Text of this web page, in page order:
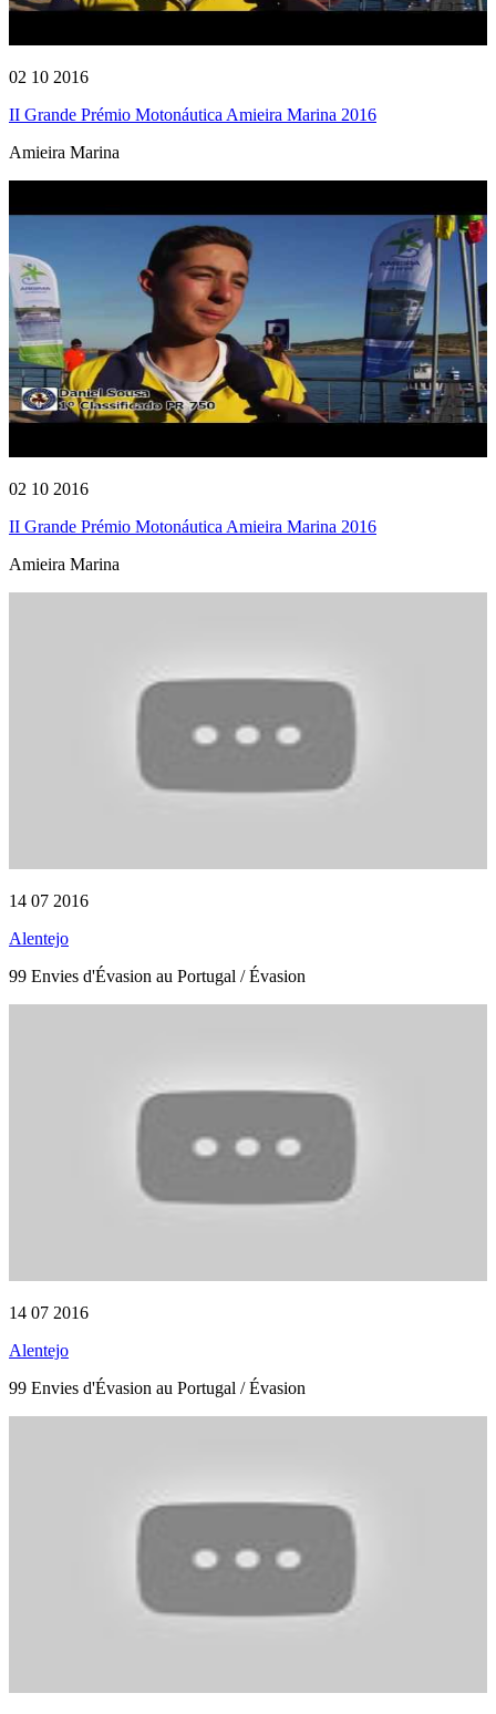
02 10 2016
II Grande Prémio Motonáutica Amieira Marina 2016
Amieira Marina
02 10 2016
II Grande Prémio Motonáutica Amieira Marina 2016
Amieira Marina
14 07 2016
Alentejo
99 Envies d'Évasion au Portugal / Évasion
14 07 2016
Alentejo
99 Envies d'Évasion au Portugal / Évasion